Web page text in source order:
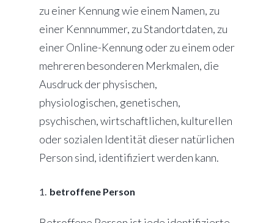
zu einer Kennung wie einem Namen, zu
einer Kennnummer, zu Standortdaten, zu
einer Online-Kennung oder zu einem oder
mehreren besonderen Merkmalen, die
Ausdruck der physischen,
physiologischen, genetischen,
psychischen, wirtschaftlichen, kulturellen
oder sozialen Identität dieser natürlichen
Person sind, identifiziert werden kann.
betroffene Person